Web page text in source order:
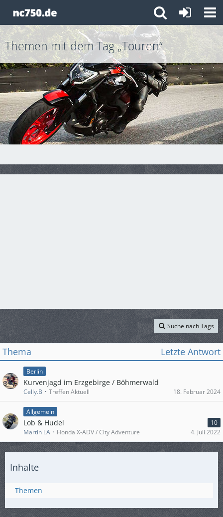
Themen mit dem Tag „Touren“
Suche nach Tags
Thema Letzte Antwort
Berlin
Kurvenjagd im Erzgebirge / Böhmerwald
Celly.B Treffen Aktuell 18. Februar 2024
Allgemein
Lob & Hudel
10
Martin LA
Honda X-ADV / City Adventure 4. Juli 2022
Inhalte
Themen